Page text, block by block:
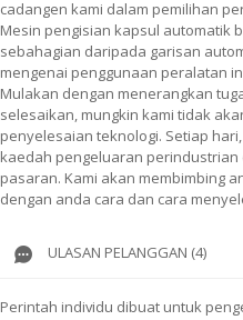
cadangen kami dalam pemilihan
Mesin pengisian kapsul automatik
sebahagian daripada garisan
mengenai penggunaan peralatan
Mulakan dengan menerangkan
selesaikan, mungkin kami tidak
penyelesaian teknologi. Setiap
kaedah pengeluaran perindustrian
pasaran. Kami akan membimbing
dengan anda cara dan cara
ULASAN PELANGGAN (4)
Perintah individu dibuat untuk